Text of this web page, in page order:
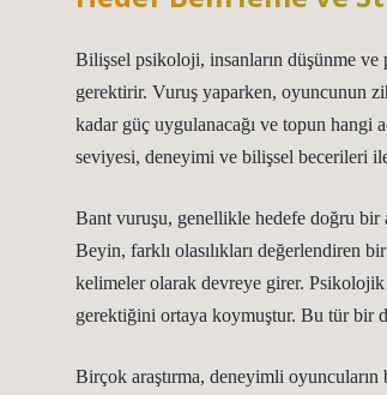
Bilişsel psikoloji, insanların düşünme
gerektirir. Vuruş yaparken, oyuncunun
kadar güç uygulanacağı ve topun hangi
seviyesi, deneyimi ve bilişsel becerileri
Bant vuruşu, genellikle hedefe doğru bir
Beyin, farklı olasılıkları değerlendiren
kelimeler olarak devreye girer.
gerektiğini ortaya koymuştur. Bu tür bir
Birçok araştırma, deneyimli